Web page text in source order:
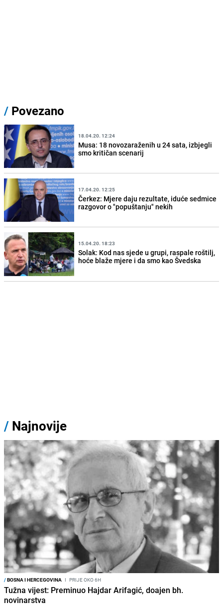
/ Povezano
18.04.20. 12:24
Musa: 18 novozaraženih u 24 sata, izbjegli
smo kritičan scenarij
17.04.20. 12:25
Čerkez: Mjere daju rezultate, iduće sedmice
razgovor o "popuštanju" nekih
15.04.20. 18:23
Solak: Kod nas sjede u grupi, raspale roštilj,
hoće blaže mjere i da smo kao Švedska
/ Najnovije
/BOSNA I HERCEGOVINA I PRIJE OKO 6H
Tužna vijest: Preminuo Hajdar Arifagić, doajen bh.
novinarstva